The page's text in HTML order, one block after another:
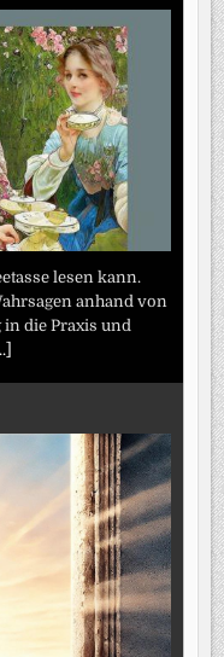
lesen kann.
anhand von
die Praxis und